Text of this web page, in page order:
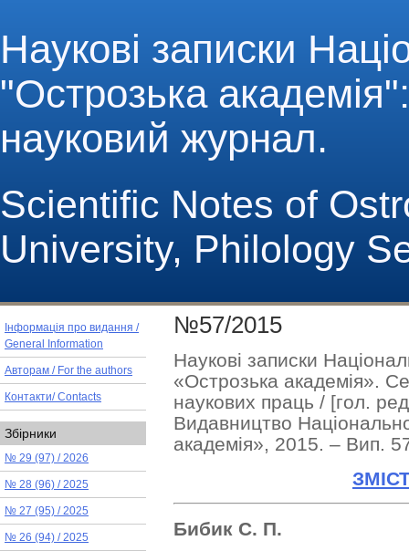
Наукові записки
"Острозька
науковий журнал.
Scientific Notes of
University, Philology
Інформація про видання /
General Information
Авторам / For the authors
Контакти/ Contacts
Збірники
№ 29 (97) / 2026
№ 28 (96) / 2025
№ 27 (95) / 2025
№ 26 (94) / 2025
№57/2015
Наукові записки
«Острозька академія».
наукових праць / [гол.
Видавництво
академія», 2015. – Вип.
Бибик С. П.